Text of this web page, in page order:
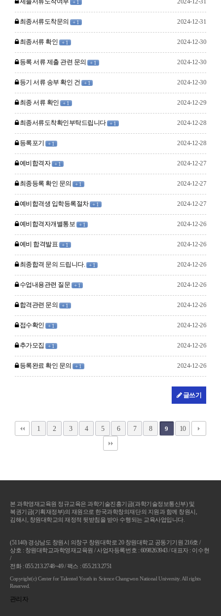
+ 1
최종서류도착문의 + 1 2024-12-31
최종서류 확인 + 1 2024-12-30
등록 서류 제출 관련 문의 + 1 2024-12-30
등기 서류 송부 확인 건 + 1 2024-12-30
최종 서류 확인 + 1 2024-12-29
최종서류도착확인부탁드립니다 + 1 2024-12-28
등록포기 + 1 2024-12-28
예비합격자 + 1 2024-12-27
최종등록 확인 문의 + 1 2024-12-27
예비합격생 입학등록절차 + 1 2024-12-27
예비합격자개별통보 + 1 2024-12-26
예비 합격발표 + 1 2024-12-26
최종합격 문의 드립니다. + 1 2024-12-26
수업내용관련 질문 + 1 2024-12-26
합격관련 문의 + 1 2024-12-26
접수확인 + 1 2024-12-26
추가모집 + 1 2024-12-26
등록완료 확인 문의 + 1 2024-12-26
글쓰기
1 2 3 4 5 6 7 8 9 10
본 과학영재교육원 정규교육은 과학기술진흥기금(과학기술정보통신부) 및
복권기금(기획재정부)의 재원으로 한국과학창의재단의 지원과 함께 창원시,
김해시, 창원대학교의 재정적 뒷받침을 받아 수행되는 교육사업입니다.
(51140) 경상남도 창원시 의창구 창원대학로 20 창원대학교 공동기기원 216호 /
상호 : 창원대학교과학영재교육원 / 사업자등록번호 : 6098263943 / 대표자 : 이수현
/
전화 : 055.213.2748~49 / 팩스 : 055.213.2751
Copyright(c) Center for Talented Youth in Science Changwon National University. All rights
Reserved.
관리자